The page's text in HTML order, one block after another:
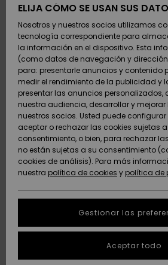
Zapatos y
chanclas
Surf
Snow
Novedades
Destacados
Zapatos y
chanclas
Surf
Snow
Novedades
Destacados
Destacados
Snow
SURF
Highlights
Comunidad
SNOW
Snow Niños
Tienda
Snow Mujer
Destacados
Comunidad
DOBLE
PROMO
Outlet
Mujer
AYUDA &
CONTACTO
Devoluciones
Pago
Tarjeta de
regalo
Quiksilver
Freedom
Protección de
datos
personales
Inicia una
conversación
SOSTENIBILIDAD
ELIJA CÓMO SE USAN SUS
Nosotros y nuestros socios utilizamos
tecnología correspondiente para
la información en el dispositivo. Esta
(como datos de navegación y dirección
para: presentarle anuncios y contenido
medir el rendimiento de la publicidad y
presentar las anuncios personalizados,
nuestra audiencia, desarrollar y
nuestros socios. Usted puede
aceptar o rechazar las cookies sujetas
consentimiento, o bien, para rechazar
no están sujetas a su consentimiento
cookies de análisis). Para más
nuestra política de cookies y política de
Gestionar las
Aceptar todo